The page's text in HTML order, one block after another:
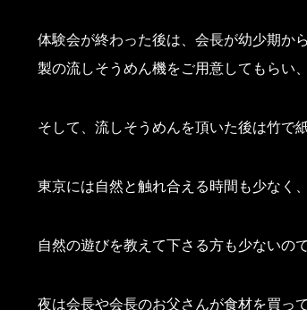
体験会が終わった後は、会長が幼少期か
製の流しそうめん機をご用意してもらい
そして、流しそうめんを頂いた後は竹で
東京には自然と触れ合える時間も少なく、
自然の遊びを教えて下さる方も少ないの
夜は会長や会長のお父さんが食材を買っ